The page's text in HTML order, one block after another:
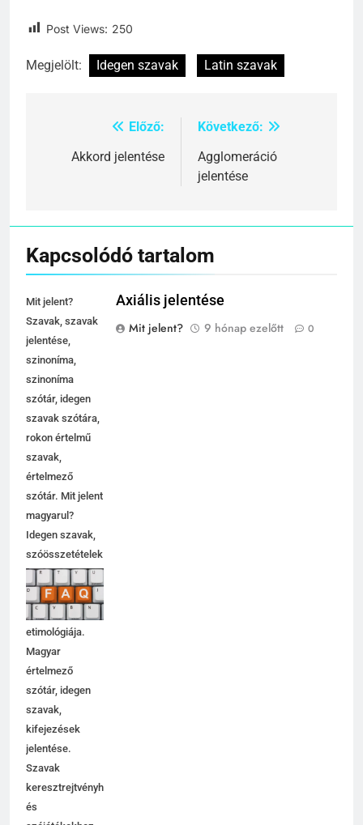
Post Views: 250
Megjelölt: Idegen szavak Latin szavak
Bejegyzés
navigáció
Előző:
Akkord jelentése
Következő:
Agglomeráció
jelentése
Kapcsolódó tartalom
Mit jelent?
Szavak, szavak
jelentése,
szinoníma,
szinoníma
szótár, idegen
szavak szótára,
rokon értelmű
szavak,
értelmező
szótár. Mit jelent
magyarul?
Idegen szavak,
szóösszetételek
jelentése,
magyarázata,
használata,
etimológiája.
Magyar
értelmező
szótár, idegen
szavak,
kifejezések
jelentése.
Szavak
keresztrejtvényhez
és
Axiális jelentése
Mit jelent?
9 hónap ezelőtt 0